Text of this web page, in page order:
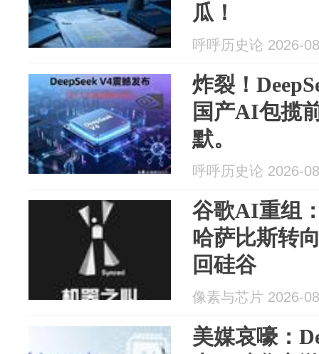
瓜！
呼呼历史论 2026-
炸裂！
国产AI包揽
默。
呼呼历史论 2026-
谷歌AI重组
哈萨比斯转
回硅谷
像素与芯片 2026-
美媒哀嚎：